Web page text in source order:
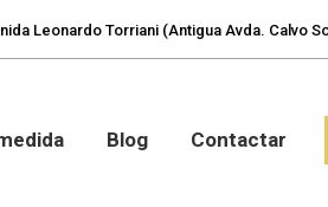
Leonardo Torriani (Antigua Avda. Calvo
Blog Contactar